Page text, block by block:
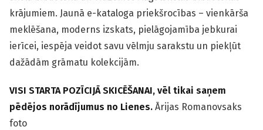
krājumiem. Jaunā e-kataloga priekšrocības – vienkārša
meklēšana, moderns izskats, pielāgojamība jebkurai
ierīcei, iespēja veidot savu vēlmju sarakstu un piekļūt
dažādām grāmatu kolekcijām.
VISI STARTA POZĪCIJĀ SKICĒŠANAI, vēl tikai saņem
pēdējos norādījumus no Lienes. Ārijas Romanovsaks
foto